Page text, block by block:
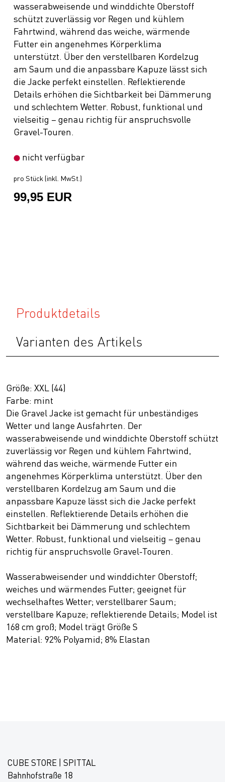
wasserabweisende und winddichte Oberstoff
schützt zuverlässig vor Regen und kühlem
Fahrtwind, während das weiche, wärmende
Futter ein angenehmes Körperklima
unterstützt. Über den verstellbaren Kordelzug
am Saum und die anpassbare Kapuze lässt sich
die Jacke perfekt einstellen. Reflektierende
Details erhöhen die Sichtbarkeit bei Dämmerung
und schlechtem Wetter. Robust, funktional und
vielseitig – genau richtig für anspruchsvolle
Gravel-Touren.
nicht verfügbar
pro Stück (inkl. MwSt.)
99,95 EUR
Produktdetails
Varianten des Artikels
Größe: XXL (44)
Farbe: mint
Die Gravel Jacke ist gemacht für unbeständiges
Wetter und lange Ausfahrten. Der
wasserabweisende und winddichte Oberstoff schützt
zuverlässig vor Regen und kühlem Fahrtwind,
während das weiche, wärmende Futter ein
angenehmes Körperklima unterstützt. Über den
verstellbaren Kordelzug am Saum und die
anpassbare Kapuze lässt sich die Jacke perfekt
einstellen. Reflektierende Details erhöhen die
Sichtbarkeit bei Dämmerung und schlechtem
Wetter. Robust, funktional und vielseitig – genau
richtig für anspruchsvolle Gravel-Touren.
Wasserabweisender und winddichter Oberstoff;
weiches und wärmendes Futter; geeignet für
wechselhaftes Wetter; verstellbarer Saum;
verstellbare Kapuze; reflektierende Details; Model ist
168 cm groß; Model trägt Größe S
Material: 92% Polyamid; 8% Elastan
CUBE STORE | SPITTAL
Bahnhofstraße 18